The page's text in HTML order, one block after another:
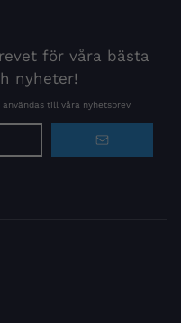
för våra bästa
nyheter!
till våra nyhetsbrev